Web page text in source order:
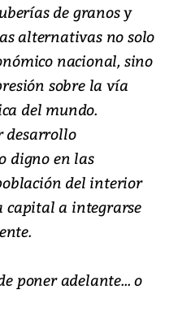
de granos y
alternativas no solo
nacional, sino
sobre la vía
del mundo.
desarrollo
digno en las
del interior
capital a integrarse
poner adelante... o